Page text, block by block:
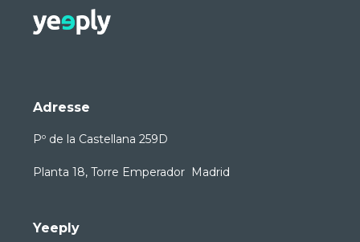
Adresse
Pº de la Castellana 259D
Planta 18, Torre Emperador Madrid
Yeeply